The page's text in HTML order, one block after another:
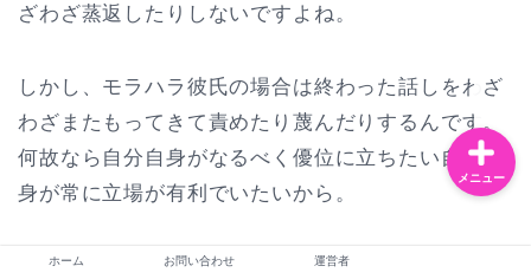
ざわざ蒸返したりしないですよね。
しかし、モラハラ彼氏の場合は終わった話しをわざ
わざまたもってきて責めたり蔑んだりするんです。
何故なら自分自身がなるべく優位に立ちたい自分自
身が常に立場が有利でいたいから。
ホーム お問い合わせ 運営者
メニュー